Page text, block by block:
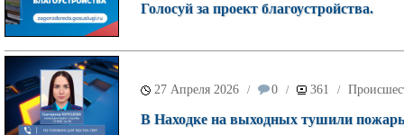
Голосуй за проект благоустройства.
27 Апреля 2026 / 0 / 361 /
В Находке на выходных тушили